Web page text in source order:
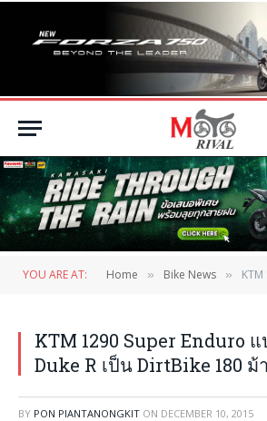
YOU ARE AT: Home » Bike News » KTM 1290
KTM 1290 Super Enduro
Duke R เป็น DirtBike 180 ม้า
BY PON PIANTANONGKIT ON DECEMBER 10, 2015